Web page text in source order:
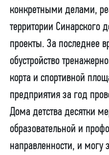
конкретными делами,
территории Синарского
проекты. За последнее
обустройство
корта и спортивной
предприятия за год
Дома детства десятки
образовательной и
направленности, и могу